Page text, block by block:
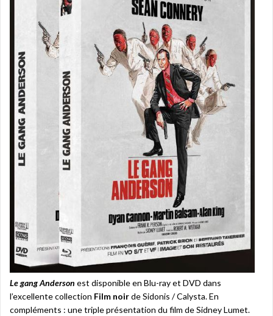
Le gang Anderson est disponible en Blu-ray et DVD dans
l’excellente collection Film noirde Sidonis / Calysta. En
compléments : une triple présentation du film de Sidney Lumet.